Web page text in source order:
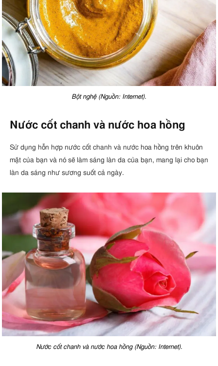
Bột nghệ (Nguồn: Internet).
Nước cốt chanh và nước hoa hồng
Sử dụng hỗn hợp nước cốt chanh và nước hoa hồng trên khuôn
mặt của bạn và nó sẽ làm sáng làn da của bạn, mang lại cho bạn
làn da sáng như sương suốt cả ngày.
Nước cốt chanh và nước hoa hồng (Nguồn: Internet).